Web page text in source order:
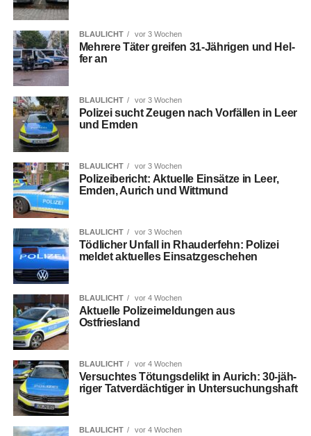
BLAULICHT vor 3 Wochen
Meh­re­re Täter grei­fen 31-Jäh­ri­gen und Hel­
fer an
BLAULICHT vor 3 Wochen
Poli­zei sucht Zeu­gen nach Vor­fäl­len in Leer
und Emden
BLAULICHT vor 3 Wochen
Poli­zei­be­richt: Aktu­el­le Ein­sät­ze in Leer,
Emden, Aurich und Wittmund
BLAULICHT vor 3 Wochen
Töd­li­cher Unfall in Rhau­der­fehn: Poli­zei
mel­det aktu­el­les Einsatzgeschehen
BLAULICHT vor 4 Wochen
Aktu­el­le Poli­zei­mel­dun­gen aus
Ostfriesland
BLAULICHT vor 4 Wochen
Ver­such­tes Tötungs­de­likt in Aurich: 30-jäh­
ri­ger Tat­ver­däch­ti­ger in Untersuchungshaft
BLAULICHT vor 4 Wochen